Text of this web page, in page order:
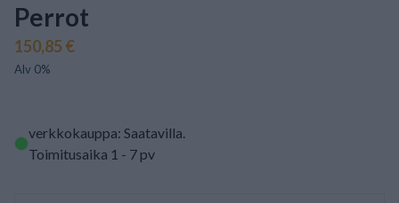
Perrot
150,85 €
Alv 0%
verkkokauppa: Saatavilla.
Toimitusaika 1 - 7 pv